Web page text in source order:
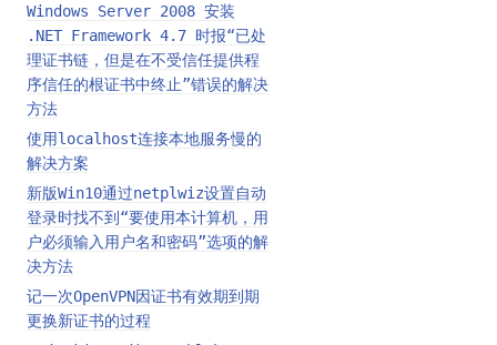
Windows Server 2008 安装
.NET Framework 4.7 时报“已处
理证书链，但是在不受信任提供程
序信任的根证书中终止”错误的解决
方法
使用localhost连接本地服务慢的
解决方案
新版Win10通过netplwiz设置自动
登录时找不到“要使用本计算机，用
户必须输入用户名和密码”选项的解
决方法
记一次OpenVPN因证书有效期到期
更换新证书的过程